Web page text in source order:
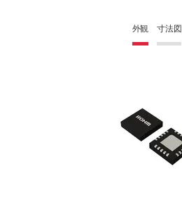
外観 寸法図